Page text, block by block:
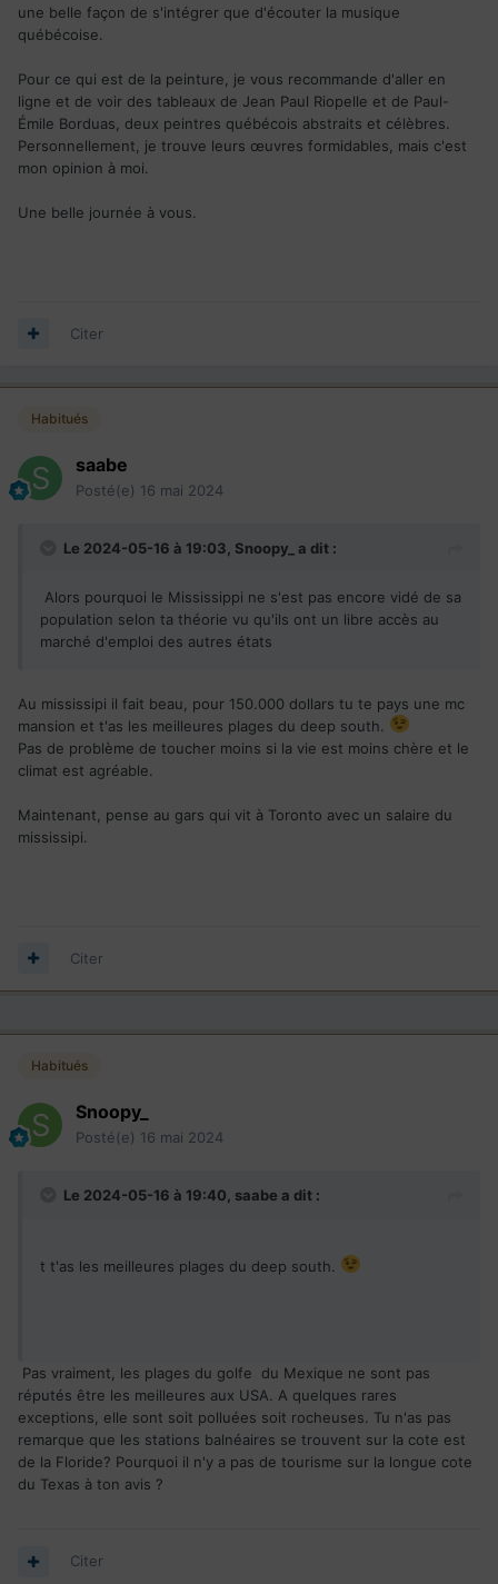
une belle façon de s'intégrer que d'écouter la musique
québécoise.
Pour ce qui est de la peinture, je vous recommande d'aller en
ligne et de voir des tableaux de Jean Paul Riopelle et de Paul-
Émile Borduas, deux peintres québécois abstraits et célèbres.
Personnellement, je trouve leurs œuvres formidables, mais c'est
mon opinion à moi.
Une belle journée à vous.
Citer
Habitués
saabe
Posté(e) 16 mai 2024
Le 2024-05-16 à 19:03, Snoopy_ a dit :
Alors pourquoi le Mississippi ne s'est pas encore vidé de sa
population selon ta théorie vu qu'ils ont un libre accès au
marché d'emploi des autres états
Au mississipi il fait beau, pour 150.000 dollars tu te pays une mc
mansion et t'as les meilleures plages du deep south.
Pas de problème de toucher moins si la vie est moins chère et le
climat est agréable.
Maintenant, pense au gars qui vit à Toronto avec un salaire du
mississipi.
Citer
Habitués
Snoopy_
Posté(e) 16 mai 2024
Le 2024-05-16 à 19:40, saabe a dit :
t t'as les meilleures plages du deep south.
Pas vraiment, les plages du golfe du Mexique ne sont pas
réputés être les meilleures aux USA. A quelques rares
exceptions, elle sont soit polluées soit rocheuses. Tu n'as pas
remarque que les stations balnéaires se trouvent sur la cote est
de la Floride? Pourquoi il n'y a pas de tourisme sur la longue cote
du Texas à ton avis ?
Citer